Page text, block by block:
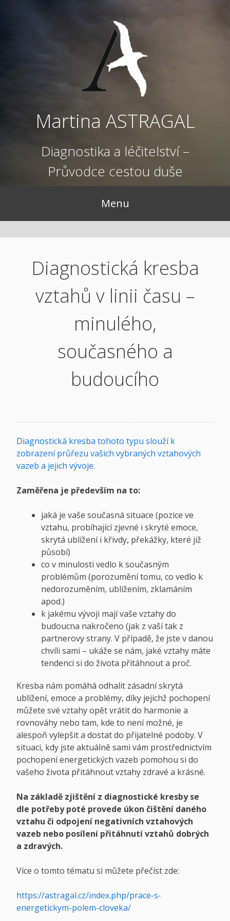
Martina ASTRAGAL
Diagnostika a léčitelství –
Průvodce cestou duše
Menu
Diagnostická kresba
vztahů v linii času –
minulého,
současného a
budoucího
Diagnostická kresba tohoto typu slouží k
zobrazení průřezu vašich vybraných vztahových
vazeb a jejich vývoje.
Zaměřena je především na to:
jaká je vaše současná situace (pozice ve
vztahu, probíhající zjevné i skryté emoce,
skrytá ublížení i křivdy, překážky, které již
působí)
co v minulosti vedlo k současným
problémům (porozumění tomu, co vedlo k
nedorozuměním, ublížením, zklamáním
apod.)
k jakému vývoji mají vaše vztahy do
budoucna nakročeno (jak z vaší tak z
partnerovy strany. V případě, že jste v danou
chvíli sami – ukáže se nám, jaké vztahy máte
tendenci si do života přitáhnout a proč.
Kresba nám pomáhá odhalit zásadní skrytá
ublížení, emoce a problémy, díky jejichž pochopení
můžete své vztahy opět vrátit do harmonie a
rovnováhy nebo tam, kde to není možné, je
alespoň vylepšit a dostat do přijatelné podoby. V
situaci, kdy jste aktuálně sami vám prostřednictvím
pochopení energetických vazeb pomohou si do
vašeho života přitáhnout vztahy zdravé a krásné.
Na základě zjištění z diagnostické kresby se
dle potřeby poté provede úkon čištění daného
vztahu či odpojení negativních vztahových
vazeb nebo posílení přitáhnutí vztahů dobrých
a zdravých.
Více o tomto tématu si můžete přečíst zde:
https://astragal.cz/index.php/prace-s-
energetickym-polem-cloveka/